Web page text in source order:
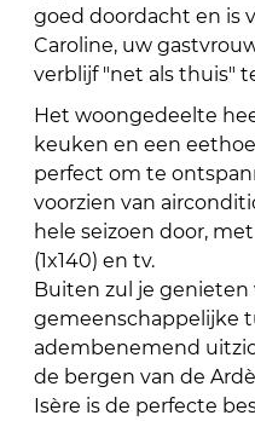
goed doordacht en is
Caroline, uw
verblijf "net als thuis"
Het woongedeelte
keuken en een
perfect om te
voorzien van
hele seizoen door,
(1x140) en tv.
Buiten zul je genieten
gemeenschappelijke
adembenemend
de bergen van de
Isère is de perfecte